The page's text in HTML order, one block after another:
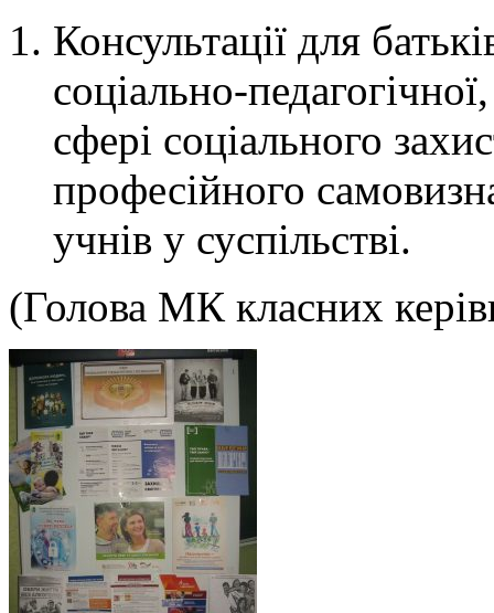
Консультації для
соціально-
сфері соціального
професійного
учнів у суспільстві.
(Голова МК класних